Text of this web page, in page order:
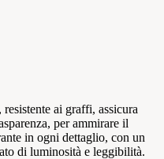
ai graffi, assicura
per ammirare il
in ogni dettaglio, con un
di luminosità e leggibilità.